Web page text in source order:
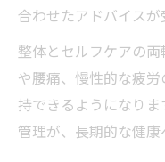
合わせたアドバイスが
整体とセルフケアの
や腰痛、慢性的な疲
持できるようになり
管理が、長期的な健康